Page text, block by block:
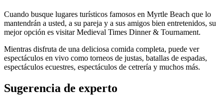
Cuando busque lugares turísticos famosos en Myrtle Beach que lo
mantendrán a usted, a su pareja y a sus amigos bien entretenidos, su
mejor opción es visitar Medieval Times Dinner & Tournament.
Mientras disfruta de una deliciosa comida completa, puede ver
espectáculos en vivo como torneos de justas, batallas de espadas,
espectáculos ecuestres, espectáculos de cetrería y muchos más.
Sugerencia de experto